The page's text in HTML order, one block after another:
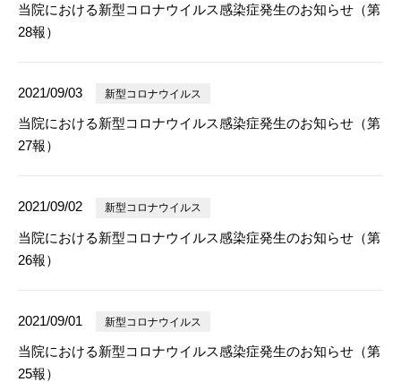
当院における新型コロナウイルス感染症発生のお知らせ（第
28報）
2021/09/03 新型コロナウイルス
当院における新型コロナウイルス感染症発生のお知らせ（第
27報）
2021/09/02 新型コロナウイルス
当院における新型コロナウイルス感染症発生のお知らせ（第
26報）
2021/09/01 新型コロナウイルス
当院における新型コロナウイルス感染症発生のお知らせ（第
25報）